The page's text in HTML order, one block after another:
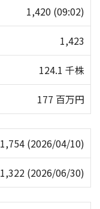
1,420 (09:02)
1,423
124.1 千株
177 百万円
1,754 (2026/04/10)
1,322 (2026/06/30)